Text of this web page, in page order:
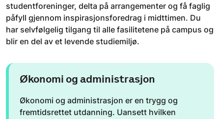
studentforeninger, delta på arrangementer og få faglig
påfyll gjennom inspirasjonsforedrag i midttimen. Du
har selvfølgelig tilgang til alle fasilitetene på campus og
blir en del av et levende studiemiljø.
Økonomi og administrasjon
Økonomi og administrasjon er en trygg og
fremtidsrettet utdanning. Uansett hvilken